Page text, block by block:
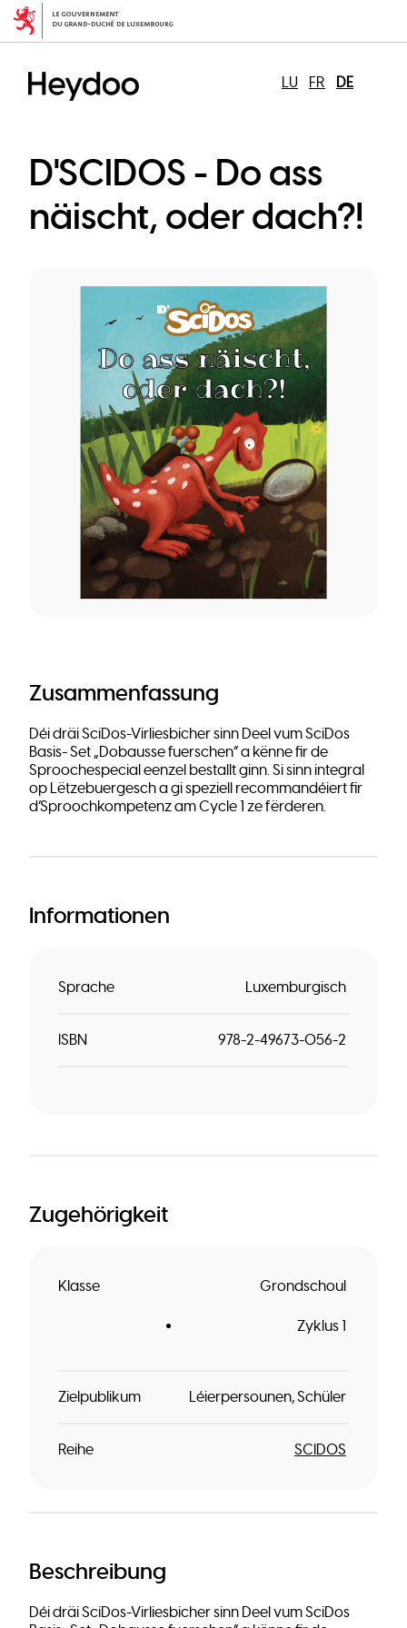
Direkt
zum
LU
FR DE
D'SCIDOS - Do ass
näischt, oder dach?!
Zusammenfassung
Déi dräi SciDos-Virliesbicher sinn Deel vum SciDos
Basis- Set „Dobausse fuerschen“ a kënne fir de
Sproochespecial eenzel bestallt ginn. Si sinn integral
op Lëtzebuergesch a gi speziell recommandéiert fir
d’Sproochkompetenz am Cycle 1 ze fërderen.
Informationen
Sprache Luxemburgisch
ISBN 978-2-49673-056-2
Zugehörigkeit
Klasse Grondschoul
Zyklus 1
Zielpublikum Léierpersounen Schüler
Reihe SCIDOS
Beschreibung
Déi dräi SciDos-Virliesbicher sinn Deel vum SciDos